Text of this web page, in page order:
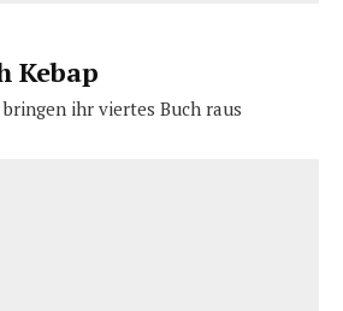
Kebap
ihr viertes Buch raus